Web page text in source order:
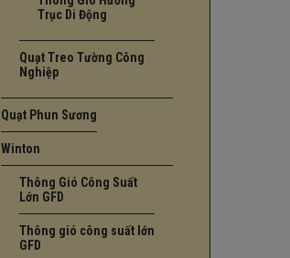
Trục Di Động
Quạt Treo Tường Công
Nghiệp
Quạt Phun Sương
Winton
Thông Gió Công Suất
Lớn GFD
Thông gió công suất lớn
GFD